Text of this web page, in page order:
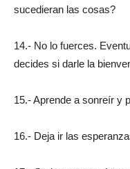
sucedieran las cosas?
14.- No lo fuerces.
decides si darle la
15.- Aprende a sonreír y
16.- Deja ir las